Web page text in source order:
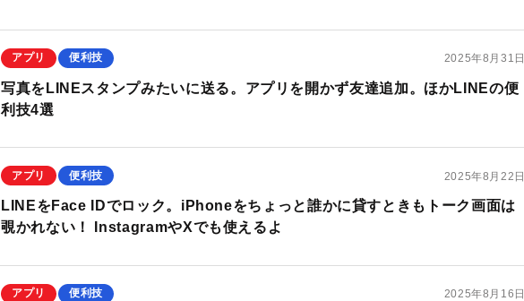
アプリ 便利技 2025年8月31日
写真をLINEスタンプみたいに送る。アプリを開かず友達追加。ほかLINEの便
利技4選
アプリ 便利技 2025年8月22日
LINEをFace IDでロック。iPhoneをちょっと誰かに貸すときもトーク画面は
覗かれない！ InstagramやXでも使えるよ
アプリ 便利技 2025年8月16日